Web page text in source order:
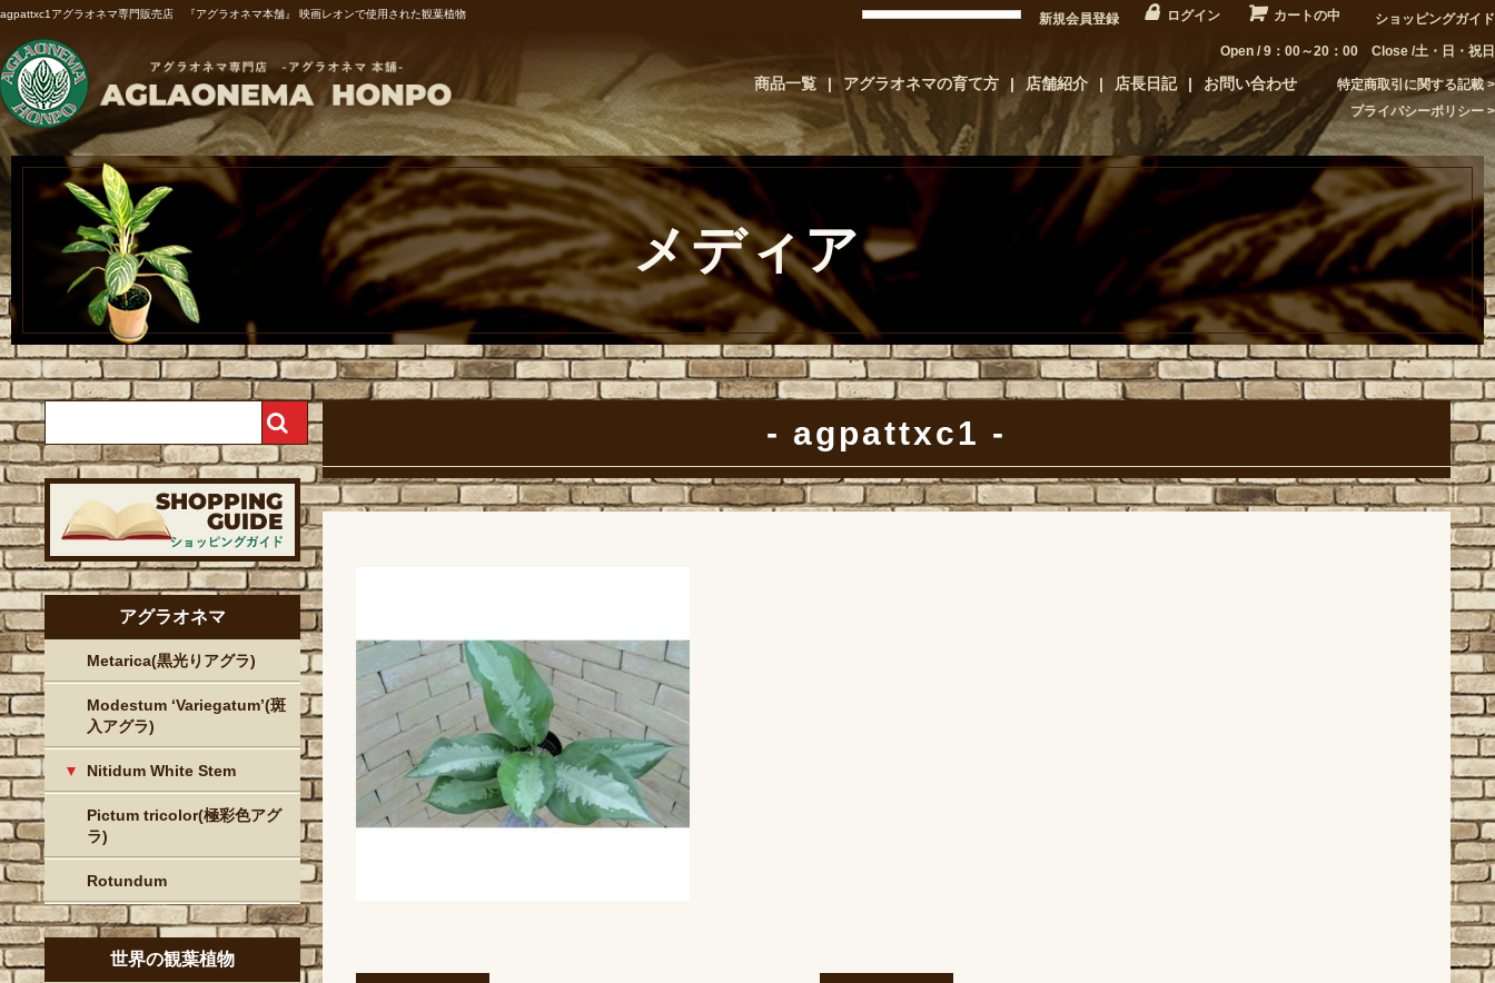
agpattxc1アグラオネマ専門販売店 『アグラオネマ本舗』 映画レオンで使用された観葉植物 新規会員登録 ログイン カートの中 ショッピングガイド
Open / 9：00～20：00 Close /土・日・祝日
商品一覧 アグラオネマの育て方 店舗紹介 店長日記 お問い合わせ
特定商取引に関する記載
プライバシーポリシー
メディア
agpattxc1
アグラオネマ
Metarica(黒光りアグラ)
Modestum ‘Variegatum’(斑
入アグラ)
Nitidum White Stem
Pictum tricolor(極彩色アグ
ラ)
Rotundum
世界の観葉植物